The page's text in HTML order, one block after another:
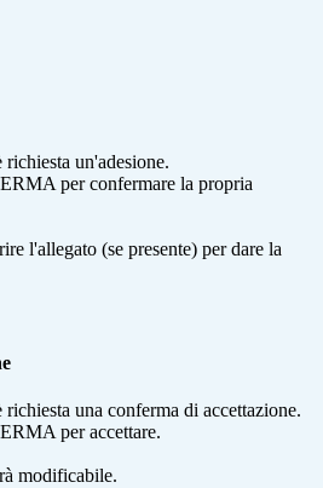
un'adesione.
per confermare la propria
l'allegato (se presente) per dare la
una conferma di accettazione.
per accettare.
modificabile.